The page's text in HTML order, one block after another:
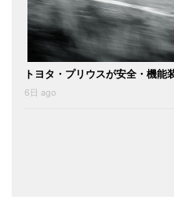
トヨタ・プリウスが安全・機能
6日 ago